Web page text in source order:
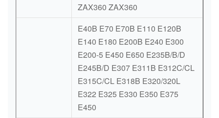
ZAX360 ZAX360
E40B E70 E70B E110 E120B
E140 E180 E200B E240 E300
E200-5 E450 E650 E235B/B/D
E245B/D E307 E311B E312C/CL
E315C/CL E318B E320/320L
E322 E325 E330 E350 E375
E450